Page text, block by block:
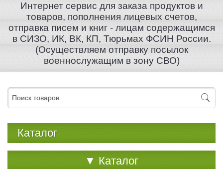
Интернет сервис для заказа продуктов и
товаров, пополнения лицевых счетов,
отправка писем и книг - лицам содержащимся
в СИЗО, ИК, ВК, КП, Тюрьмах ФСИН России.
(Осуществляем отправку посылок
военнослужащим в зону СВО)
Каталог
▼ Каталог